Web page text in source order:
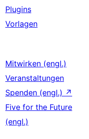
Plugins
Vorlagen
Mitwirken (engl.)
Veranstaltungen
Spenden (engl.) ↗
Five for the Future
(engl.)